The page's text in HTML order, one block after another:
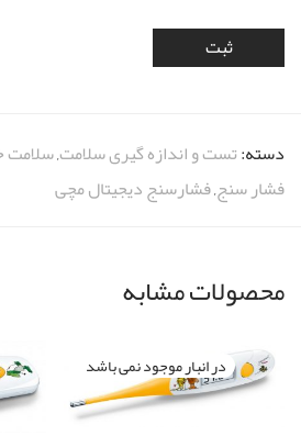
دسته:تست و اندازه گیری سلامت,سلامت
فشار سنج,فشارسنج دیجیتال مچی
محصولات مشابه